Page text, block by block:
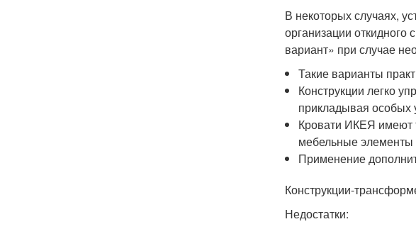
В некоторых случаях,
организации
вариант» при случае
Такие варианты
Конструкции легко
прикладывая особых
Кровати ИКЕЯ имеют
мебельные элементы
Применение
Конструкции-
Недостатки: